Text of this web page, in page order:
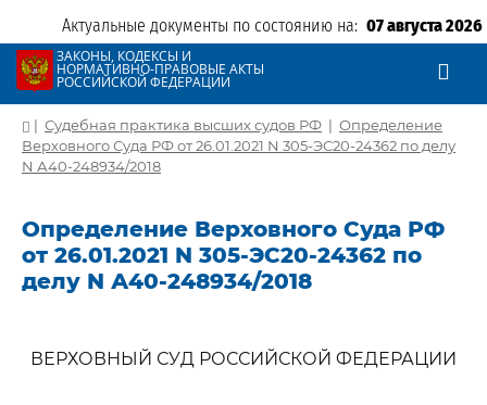
Актуальные документы по состоянию на: 07 августа 2026
ЗАКОНЫ, КОДЕКСЫ И
НОРМАТИВНО-ПРАВОВЫЕ АКТЫ
РОССИЙСКОЙ ФЕДЕРАЦИИ
| Судебная практика высших судов РФ | Определение
Верховного Суда РФ от 26.01.2021 N 305-ЭС20-24362 по делу
N А40-248934/2018
Определение Верховного Суда РФ
от 26.01.2021 N 305-ЭС20-24362 по
делу N А40-248934/2018
ВЕРХОВНЫЙ СУД РОССИЙСКОЙ ФЕДЕРАЦИИ